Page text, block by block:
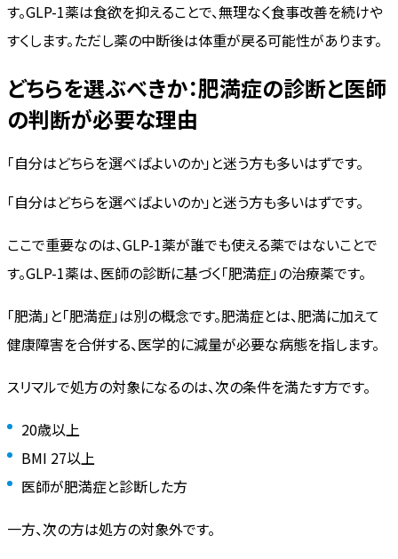
す。GLP-1薬は食欲を抑えることで、無理なく食事改善を続けや
すくします。ただし薬の中断後は体重が戻る可能性があります。
どちらを選ぶべきか：肥満症の診断と医師
の判断が必要な理由
「自分はどちらを選べばよいのか」と迷う方も多いはずです。
「自分はどちらを選べばよいのか」と迷う方も多いはずです。
ここで重要なのは、GLP-1薬が誰でも使える薬ではないことで
す。GLP-1薬は、医師の診断に基づく「肥満症」の治療薬です。
「肥満」と「肥満症」は別の概念です。肥満症とは、肥満に加えて
健康障害を合併する、医学的に減量が必要な病態を指します。
スリマルで処方の対象になるのは、次の条件を満たす方です。
20歳以上
BMI 27以上
医師が肥満症と診断した方
一方、次の方は処方の対象外です。